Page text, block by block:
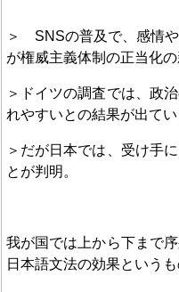
＞ SNSの普及で、感情
が権威主義体制の正当
＞ドイツの調査では、政
れやすいとの結果が出
＞だが日本では、受け手
とが判明。
我が国では上から下まで
日本語文法の効果